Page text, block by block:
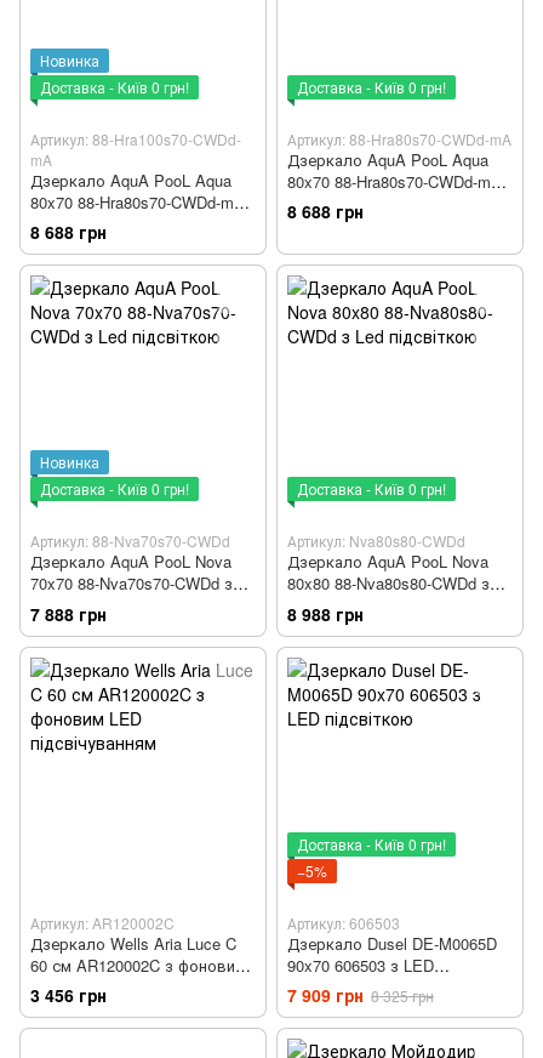
Новинка
Доставка - Київ 0 грн!
Артикул: 88-Hra100s70-CWDd-
mA
Дзеркало AquA PooL Aqua
80x70 88-Hra80s70-CWDd-mK
з профілем матовий алюміній
і Led підсвіткою
8 688 грн
Доставка - Київ 0 грн!
Артикул: 88-Hra80s70-CWDd-mA
Дзеркало AquA PooL Aqua
80x70 88-Hra80s70-CWDd-mA
з чорним профілем і Led
підсвічуванням
8 688 грн
Новинка
Доставка - Київ 0 грн!
Артикул: 88-Nva70s70-CWDd
Дзеркало AquA PooL Nova
70x70 88-Nva70s70-CWDd з
Led підсвіткою
7 888 грн
Доставка - Київ 0 грн!
Артикул: Nva80s80-CWDd
Дзеркало AquA PooL Nova
80x80 88-Nva80s80-CWDd з
Led підсвіткою
8 988 грн
Артикул: AR120002C
Дзеркало Wells Aria Luce C
60 см AR120002C з фоновим
LED підсвічуванням
3 456 грн
Доставка - Київ 0 грн!
−5%
Артикул: 606503
Дзеркало Dusel DE-M0065D
90x70 606503 з LED
підсвіткою
7 909 грн 8 325 грн